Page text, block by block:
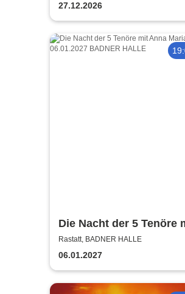
27.12.2026
Die Nacht der 5 Tenöre
Anna Maria Kaufmann
Rastatt, BADNER HALLE
06.01.2027